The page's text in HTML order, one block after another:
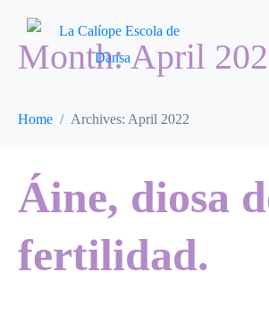
Month:April
Home Archives: April 2022
Áine, diosa
fertilidad.